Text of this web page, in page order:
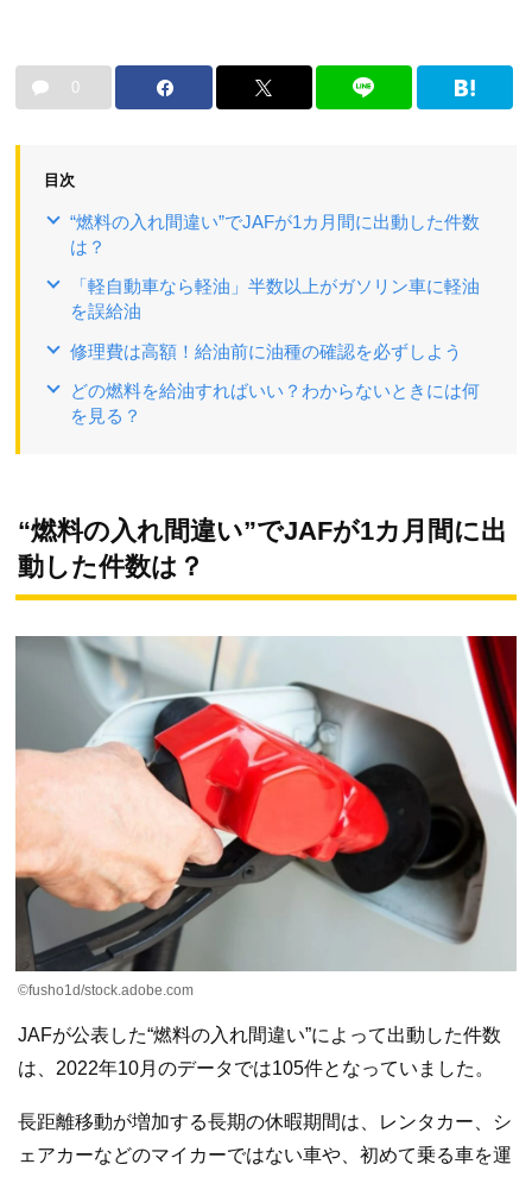
0
目次
“燃料の入れ間違い”でJAFが1カ月間に出動した件数
は？
「軽自動車なら軽油」半数以上がガソリン車に軽油
を誤給油
修理費は高額！給油前に油種の確認を必ずしよう
どの燃料を給油すればいい？わからないときには何
を見る？
“燃料の入れ間違い”でJAFが1カ月間に出
動した件数は？
©fusho1d/stock.adobe.com
JAFが公表した“燃料の入れ間違い”によって出動した件数
は、2022年10月のデータでは105件となっていました。
長距離移動が増加する長期の休暇期間は、レンタカー、シ
ェアカーなどのマイカーではない車や、初めて乗る車を運